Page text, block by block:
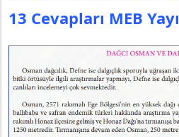
13 Cevapları MEB